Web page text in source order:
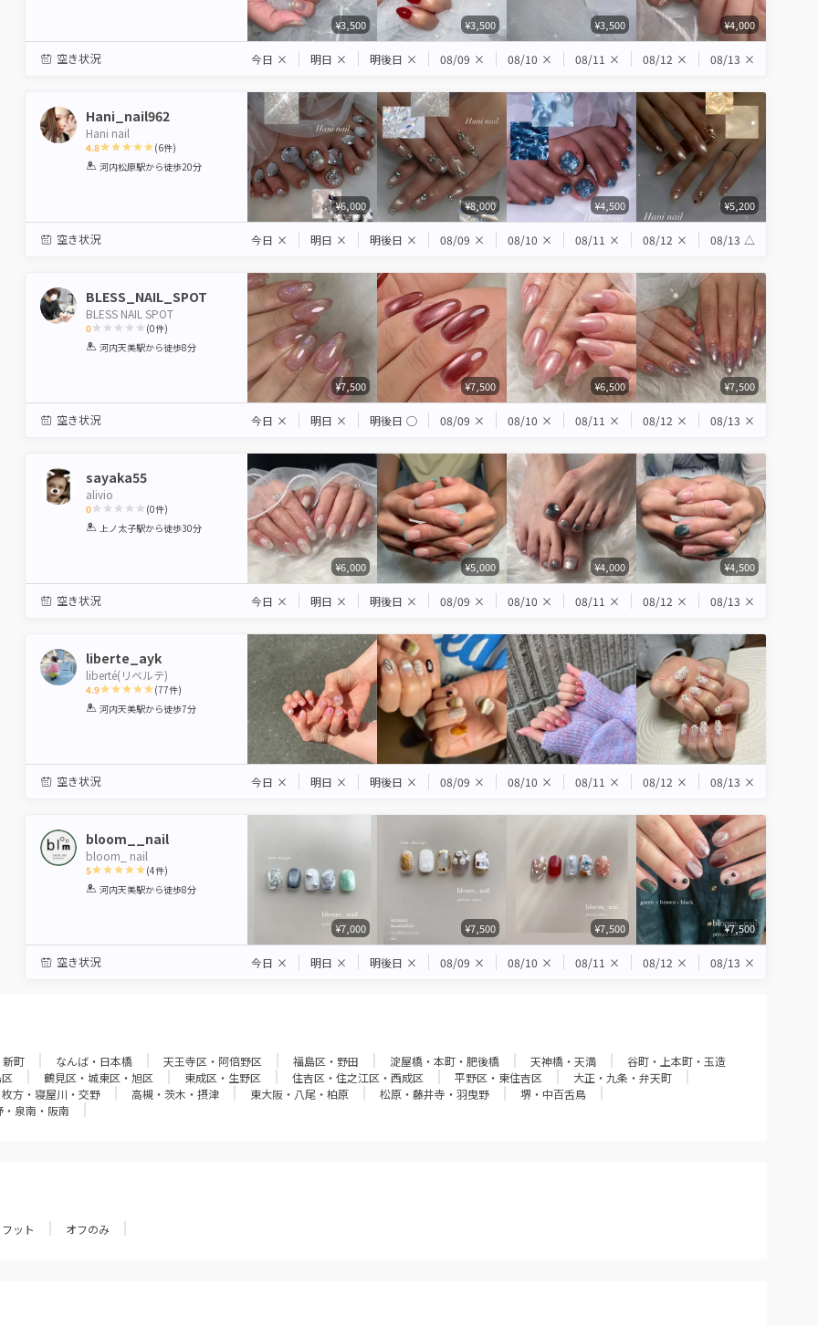
¥3,500 ¥3,500 ¥3,500 ¥4,000
空き状況 今日 × 明日 × 明後日 × 08/09 × 08/10 × 08/11 × 08/12 × 08/13 ×
Hani_nail962
Hani nail
4.8
1 2 3 4 5
(6件)
河内松原駅から徒歩20分
¥6,000 ¥8,000 ¥4,500 ¥5,200
空き状況 今日 × 明日 × 明後日 × 08/09 × 08/10 × 08/11 × 08/12 × 08/13 △
BLESS_NAIL_SPOT
BLESS NAIL SPOT
0
1 2 3 4 5
(0件)
河内天美駅から徒歩8分
¥7,500 ¥7,500 ¥6,500 ¥7,500
空き状況 今日 × 明日 × 明後日 ◯ 08/09 × 08/10 × 08/11 × 08/12 × 08/13 ×
sayaka55
alivio
0
1 2 3 4 5
(0件)
上ノ太子駅から徒歩30分
¥6,000 ¥5,000 ¥4,000 ¥4,500
空き状況 今日 × 明日 × 明後日 × 08/09 × 08/10 × 08/11 × 08/12 × 08/13 ×
liberte_ayk
liberté(リベルテ)
4.9
1 2 3 4 5
(77件)
河内天美駅から徒歩7分
空き状況 今日 × 明日 × 明後日 × 08/09 × 08/10 × 08/11 × 08/12 × 08/13 ×
bloom__nail
bloom_ nail
5
1 2 3 4 5
(4件)
河内天美駅から徒歩8分
¥7,000 ¥7,500 ¥7,500 ¥7,500
空き状況 今日 × 明日 × 明後日 × 08/09 × 08/10 × 08/11 × 08/12 × 08/13 ×
新町 なんば・日本橋 天王寺区・阿倍野区 福島区・野田 淀屋橋・本町・肥後橋 天神橋・天満
谷町・上本町・玉造
鶴見区・城東区・旭区 東成区・生野区 住吉区・住之江区・西成区 平野区・東住吉区
大正・九条・弁天町
枚方・寝屋川・交野 高槻・茨木・摂津 東大阪・八尾・柏原 松原・藤井寺・羽曳野
堺・中百舌鳥
・泉南・阪南
フット オフのみ